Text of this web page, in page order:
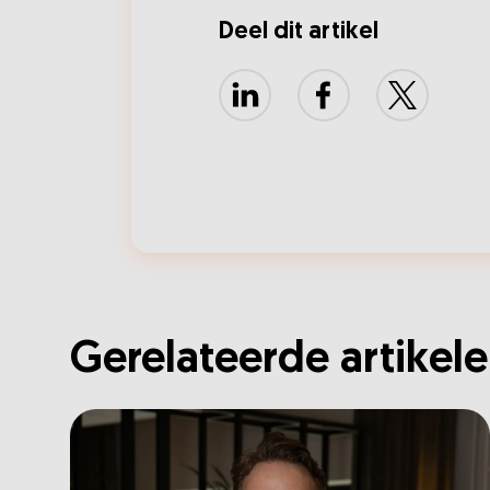
Deel dit artikel
LinkedIn FacebookX
Gerelateerde